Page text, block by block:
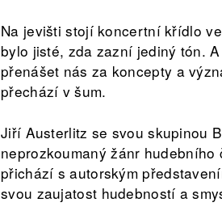
Na jevišti stojí koncertní křídlo
bylo jisté, zda zazní jediný tón.
přenášet nás za koncepty a
přechází v šum.
Jiří Austerlitz se svou skupinou
neprozkoumaný žánr
přichází s autorským
svou zaujatost hudebností a